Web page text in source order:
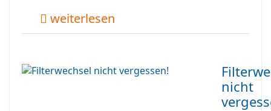
weiterlesen
nicht